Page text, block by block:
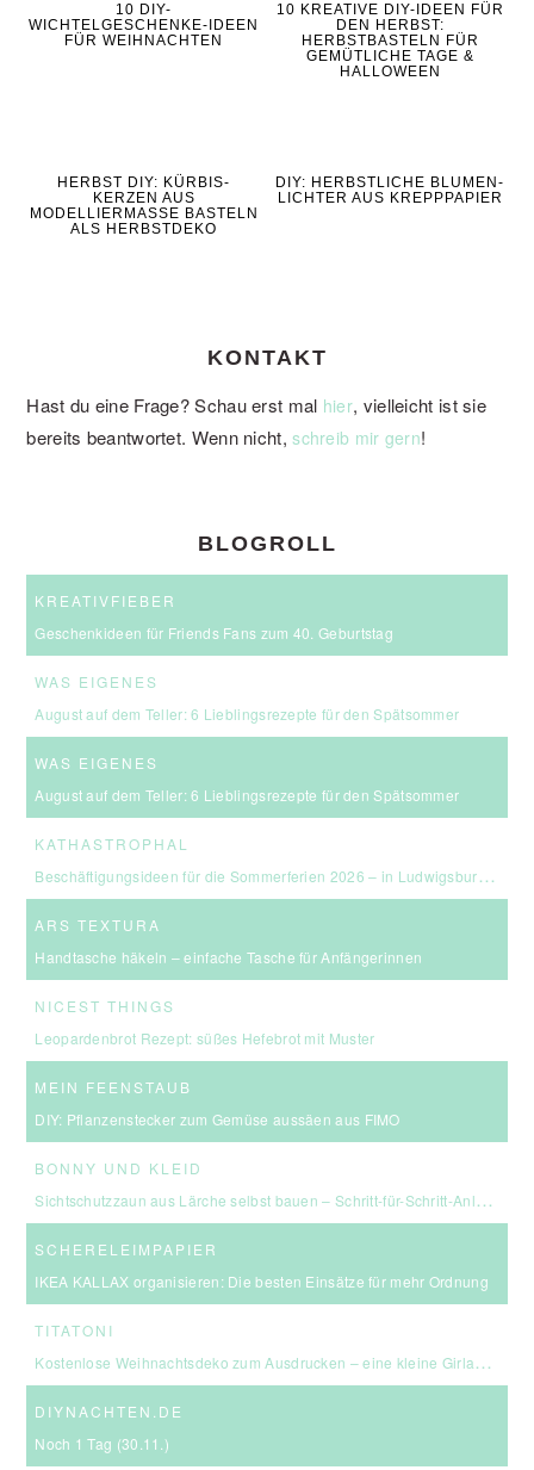
10 DIY-
WICHTELGESCHENKE-IDEEN
FÜR WEIHNACHTEN
10 KREATIVE DIY-IDEEN FÜR
DEN HERBST:
HERBSTBASTELN FÜR
GEMÜTLICHE TAGE &
HALLOWEEN
HERBST DIY: KÜRBIS-
KERZEN AUS
MODELLIERMASSE BASTELN
ALS HERBSTDEKO
DIY: HERBSTLICHE BLUMEN-
LICHTER AUS KREPPPAPIER
KONTAKT
Hast du eine Frage? Schau erst mal hier, vielleicht ist sie
bereits beantwortet. Wenn nicht,schreib mir gern!
BLOGROLL
KREATIVFIEBER
Geschenkideen für Friends Fans zum 40. Geburtstag
WAS EIGENES
August auf dem Teller: 6 Lieblingsrezepte für den Spätsommer
WAS EIGENES
August auf dem Teller: 6 Lieblingsrezepte für den Spätsommer
KATHASTROPHAL
Beschäftigungsideen für die Sommerferien 2026 – in Ludwigsburg, Stuttgart & Umgebung
ARS TEXTURA
Handtasche häkeln – einfache Tasche für Anfängerinnen
NICEST THINGS
Leopardenbrot Rezept: süßes Hefebrot mit Muster
MEIN FEENSTAUB
DIY: Pflanzenstecker zum Gemüse aussäen aus FIMO
BONNY UND KLEID
Sichtschutzzaun aus Lärche selbst bauen – Schritt-für-Schritt-Anleitung & Kosten
SCHERELEIMPAPIER
IKEA KALLAX organisieren: Die besten Einsätze für mehr Ordnung
TITATONI
Kostenlose Weihnachtsdeko zum Ausdrucken – eine kleine Girlande für euer Zuhause ☆
DIYNACHTEN.DE
Noch 1 Tag (30.11.)